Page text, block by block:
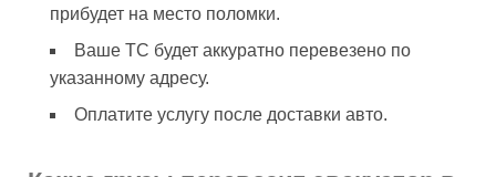
прибудет на место поломки.
Ваше ТС будет аккуратно перевезено по
указанному адресу.
Оплатите услугу после доставки авто.